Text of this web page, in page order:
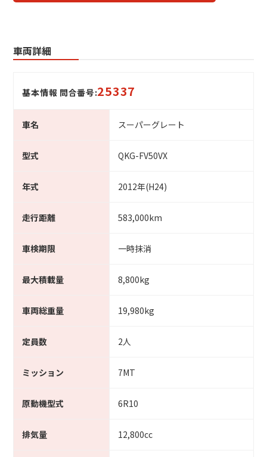
車両詳細
基本情報 問合番号:25337
車名 スーパーグレート
型式 QKG-FV50VX
年式 2012年(H24)
走行距離 583,000km
車検期限 一時抹消
最大積載量 8,800kg
車両総重量 19,980kg
定員数 2人
ミッション 7MT
原動機型式 6R10
排気量 12,800cc